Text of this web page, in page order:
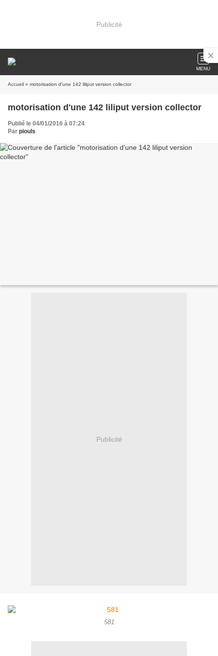
Publicité
MENU
Accueil » motorisation d'une 142 liliput version collector
motorisation d'une 142 liliput version collector
Publié le 04/01/2016 à 07:24
Par piouls
Publicité
581